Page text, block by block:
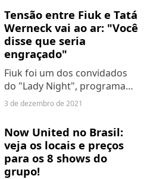
Free" - com direito a clipe e
tudo. E as faixas parecem
muito...
Tensão entre Fiuk e Tatá
Werneck vai ao ar: "Você
disse que seria
engraçado"
Fiuk foi um dos convidados
do "Lady Night", programa
de entrevista de Tatá
feira (2). O episódio era
aguardado porque, desde
agosto, alguns membros da
plateia...
3 de dezembro de 2021
Now United no Brasil:
veja os locais e preços
para os 8 shows do
grupo!